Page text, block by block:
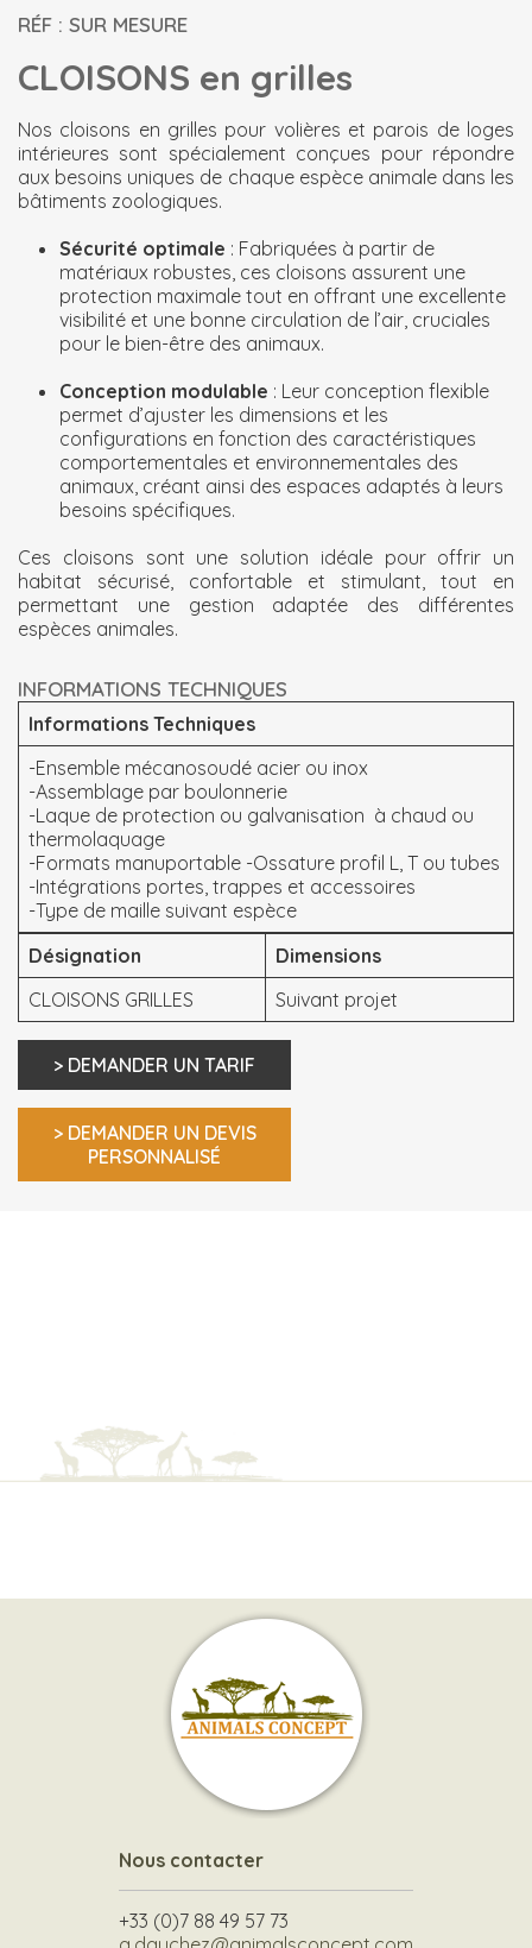
RÉF : SUR MESURE
CLOISONS en grilles
Nos cloisons en grilles pour volières et parois de loges
intérieures sont spécialement conçues pour répondre
aux besoins uniques de chaque espèce animale dans les
bâtiments zoologiques.
Sécurité optimale : Fabriquées à partir de
matériaux robustes, ces cloisons assurent une
protection maximale tout en offrant une excellente
visibilité et une bonne circulation de l’air, cruciales
pour le bien-être des animaux.
Conception modulable : Leur conception flexible
permet d’ajuster les dimensions et les
configurations en fonction des caractéristiques
comportementales et environnementales des
animaux, créant ainsi des espaces adaptés à leurs
besoins spécifiques.
Ces cloisons sont une solution idéale pour offrir un
habitat sécurisé, confortable et stimulant, tout en
permettant une gestion adaptée des différentes
espèces animales.
INFORMATIONS TECHNIQUES
Informations Techniques
-Ensemble mécanosoudé acier ou inox
-Assemblage par boulonnerie
-Laque de protection ou galvanisation à chaud ou
thermolaquage
-Formats manuportable -Ossature profil L, T ou tubes
-Intégrations portes, trappes et accessoires
-Type de maille suivant espèce
Désignation
Dimensions
CLOISONS GRILLES
Suivant projet
> DEMANDER UN TARIF
> DEMANDER UN DEVIS
PERSONNALISÉ
Nous contacter
+33 (0)7 88 49 57 73